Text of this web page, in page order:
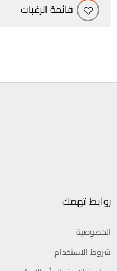
قائمة الرغبات
روابط تهمك
الخصوصية
شروط الاستخدام